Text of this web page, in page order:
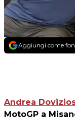
Aggiungi come
Andrea
MotoGP a